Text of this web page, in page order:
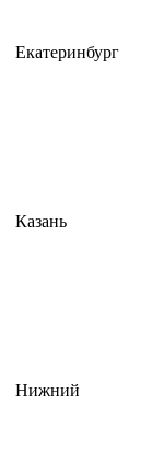
Екатеринбург
Казань
Нижний